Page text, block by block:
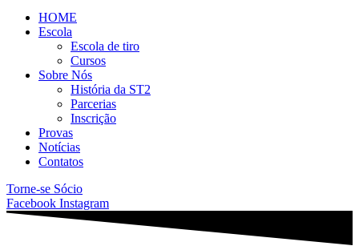
HOME
Escola
Escola de tiro
Cursos
Sobre Nós
História da ST2
Parcerias
Inscrição
Provas
Notícias
Contatos
Torne-se Sócio
Facebook Instagram